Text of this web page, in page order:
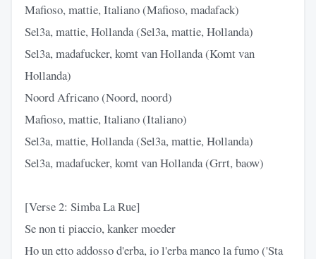
Mafioso, mattie, Italiano (Mafioso, madafack)
Sel3a, mattie, Hollanda (Sel3a, mattie, Hollanda)
Sel3a, madafucker, komt van Hollanda (Komt van
Hollanda)
Noord Africano (Noord, noord)
Mafioso, mattie, Italiano (Italiano)
Sel3a, mattie, Hollanda (Sel3a, mattie, Hollanda)
Sel3a, madafucker, komt van Hollanda (Grrt, baow)
[Verse 2: Simba La Rue]
Se non ti piaccio, kanker moeder
Ho un etto addosso d'erba, io l'erba manco la fumo ('Sta